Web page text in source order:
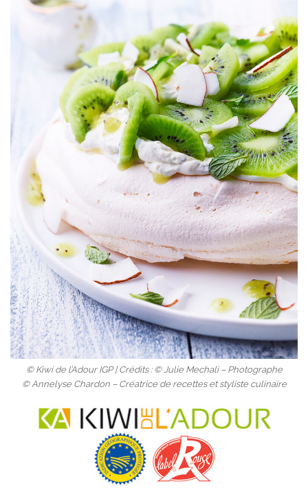
© Kiwi de l’Adour IGP | Crédits : © Julie Mechali – Photographe
© Annelyse Chardon – Créatrice de recettes et styliste culinaire